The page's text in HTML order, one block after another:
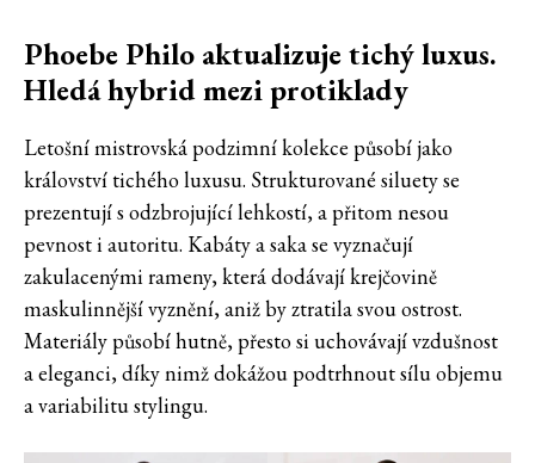
Phoebe Philo aktualizuje tichý luxus.
Hledá hybrid mezi protiklady
Letošní mistrovská podzimní kolekce působí jako
království tichého luxusu. Strukturované siluety se
prezentují s odzbrojující lehkostí, a přitom nesou
pevnost i autoritu. Kabáty a saka se vyznačují
zakulacenými rameny, která dodávají krejčovině
maskulinnější vyznění, aniž by ztratila svou ostrost.
Materiály působí hutně, přesto si uchovávají vzdušnost
a eleganci, díky nimž dokážou podtrhnout sílu objemu
a variabilitu stylingu.